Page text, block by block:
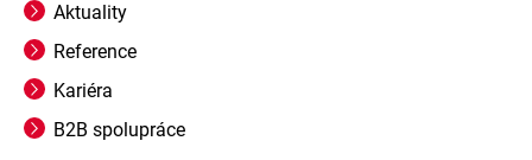
Aktuality
Reference
Kariéra
B2B spolupráce